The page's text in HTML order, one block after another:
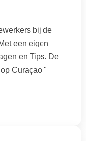
bij de
een eigen
en Tips. De
Curaçao."